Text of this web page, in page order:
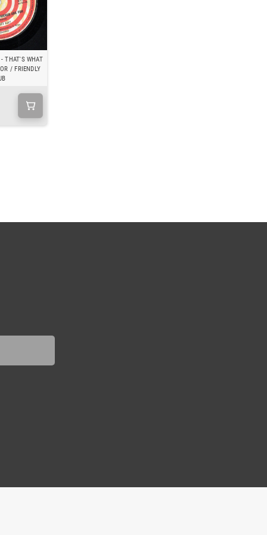
THAT'S WHAT
/ FRIENDLY